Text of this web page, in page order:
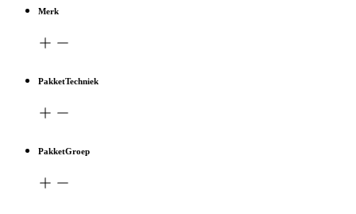
Merk
PakketTechniek
PakketGroep